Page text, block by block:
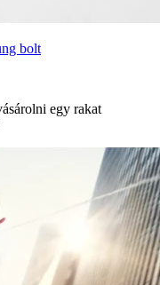
bolt
egy rakat